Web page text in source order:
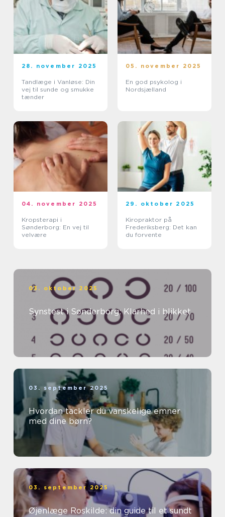
28. november 2025
Tandlæge i Vanløse: Din
vej til sunde og smukke
tænder
05. november 2025
En god psykolog i
Nordsjælland
04. november 2025
Kropsterapi i
Sønderborg: En vej til
velvære
29. oktober 2025
Kiropraktor på
Frederiksberg: Det kan
du forvente
03. oktober 2025
Synstest i Sønderborg: Klarhed i blikket
03. september 2025
Hvordan tackler du vanskelige emner
med dine børn?
03. september 2025
Øjenlæge Roskilde: din guide til et sundt